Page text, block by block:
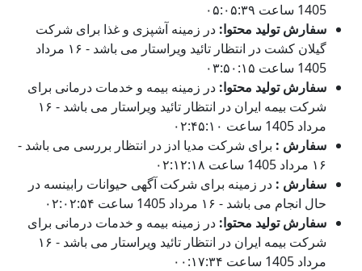
1405 ساعت ۰۵:۰۵:۳۹
سفارش تولید محتوا: در زمینه آشپزی و غذا برای شرکت
گیلان کشت در انتظار تائید ویراستار می باشد - ۱۶ مرداد
1405 ساعت ۰۳:۵۰:۱۵
سفارش تولید محتوا: در زمینه بیمه و خدمات درمانی برای
شرکت بیمه ایران در انتظار تائید ویراستار می باشد - ۱۶
مرداد 1405 ساعت ۰۲:۴۵:۱۰
سفارش : برای شرکت مدیا ادز در انتظار بررسی می باشد -
۱۶ مرداد 1405 ساعت ۰۲:۱۲:۱۸
سفارش : در زمینه برای شرکت آگهی حیوانات رابینسه در
حال انجام می باشد - ۱۶ مرداد 1405 ساعت ۰۲:۰۲:۵۴
سفارش تولید محتوا: در زمینه بیمه و خدمات درمانی برای
شرکت بیمه ایران در انتظار تائید ویراستار می باشد - ۱۶
مرداد 1405 ساعت ۰۰:۱۷:۳۴